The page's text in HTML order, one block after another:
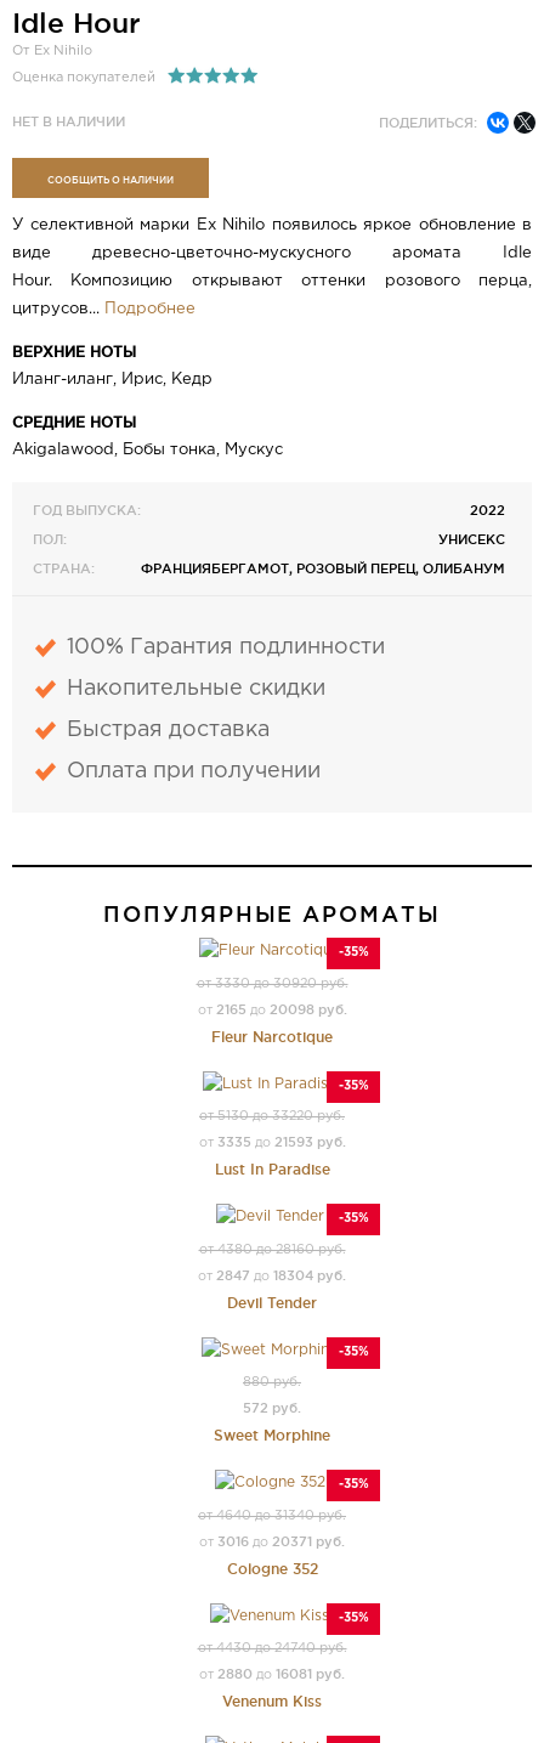
Idle Hour
От Ex Nihilo
Оценка покупателей
НЕТ В НАЛИЧИИ
СООБЩИТЬ О НАЛИЧИИ
ПОДЕЛИТЬСЯ:
У селективной марки Ex Nihilo появилось яркое обновление в
виде древесно-цветочно-мускусного аромата Idle
Hour. Композицию открывают оттенки розового перца,
цитрусов... Подробнее
ВЕРХНИЕ НОТЫ
Иланг-иланг, Ирис, Кедр
СРЕДНИЕ НОТЫ
Akigalawood, Бобы тонка, Мускус
ГОД ВЫПУСКА:
2022
ПОЛ:
УНИСЕКС
СТРАНА:
ФРАНЦИЯБЕРГАМОТ, РОЗОВЫЙ ПЕРЕЦ, ОЛИБАНУМ
100% Гарантия подлинности
Накопительные скидки
Быстрая доставка
Оплата при получении
ПОПУЛЯРНЫЕ АРОМАТЫ
-35%
от 3330 до 30920 руб.
от 2165 до 20098 руб.
Fleur Narcotique
-35%
от 5130 до 33220 руб.
от 3335 до 21593 руб.
Lust In Paradise
-35%
от 4380 до 28160 руб.
от 2847 до 18304 руб.
Devil Tender
-35%
880 руб.
572 руб.
Sweet Morphine
-35%
от 4640 до 31340 руб.
от 3016 до 20371 руб.
Cologne 352
-35%
от 4430 до 24740 руб.
от 2880 до 16081 руб.
Venenum Kiss